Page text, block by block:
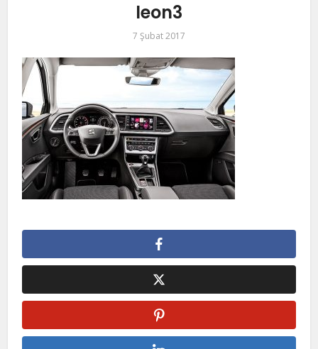
leon3
7 Şubat 2017